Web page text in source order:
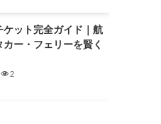
ット完全ガイド｜航
ー・フェリーを賢く
2